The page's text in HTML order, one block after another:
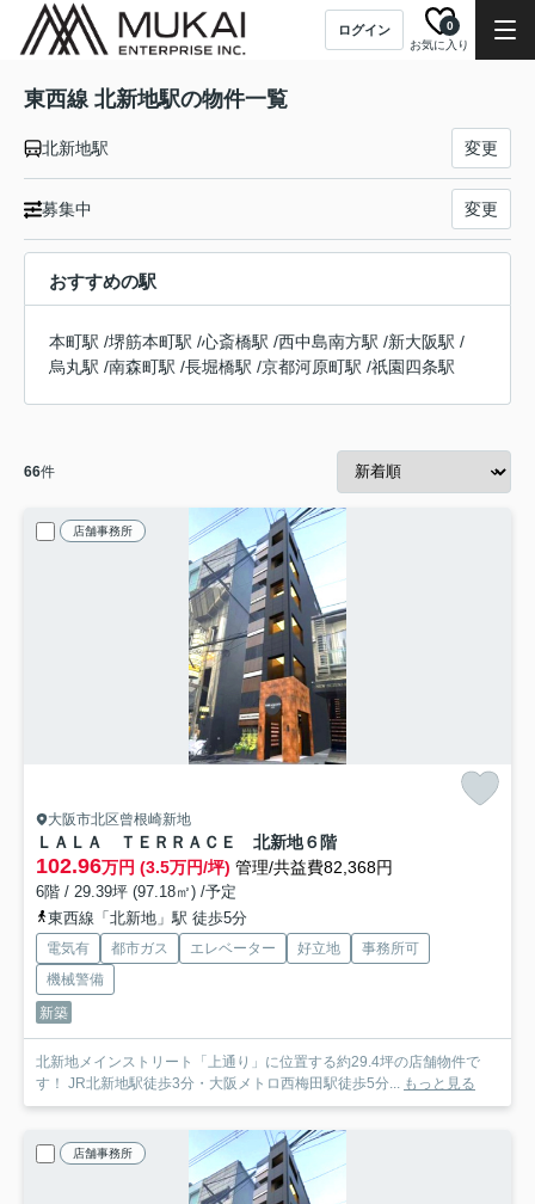
ログイン
お気に入り
0
東西線 北新地駅の物件一覧
北新地駅 変更
募集中 変更
おすすめの駅
本町駅 /堺筋本町駅 /心斎橋駅 /西中島南方駅 /新大阪駅 /
烏丸駅 /南森町駅 /長堀橋駅 /京都河原町駅 /祇園四条駅
66件
店舗事務所
大阪市北区曾根崎新地
ＬＡＬＡ ＴＥＲＲＡＣＥ 北新地６階
102.96万円 (3.5万円/坪) 管理/共益費82,368円
6階 / 29.39坪 (97.18㎡) /予定
東西線「北新地」駅 徒歩5分
電気有 都市ガス エレベーター 好立地
事務所可
機械警備
新築
北新地メインストリート「上通り」に位置する約29.4坪の店舗物件で
す！ JR北新地駅徒歩3分・大阪メトロ西梅田駅徒歩5分... もっと見る
店舗事務所